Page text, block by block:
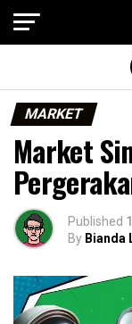
MARKET
Market
Published
By Bianda